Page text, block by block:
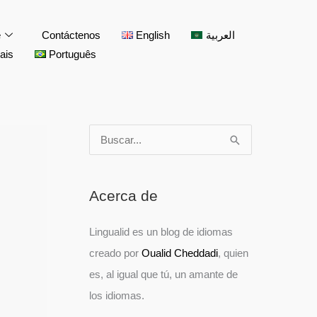
Contáctenos English
العربية
Português
a
r
p
o
Acerca de
Lingualid es un blog de idiomas
creado por Oualid Cheddadi, quien
es, al igual que tú, un amante de
los idiomas.
u
c
a
p
a
p
a
p
a
p